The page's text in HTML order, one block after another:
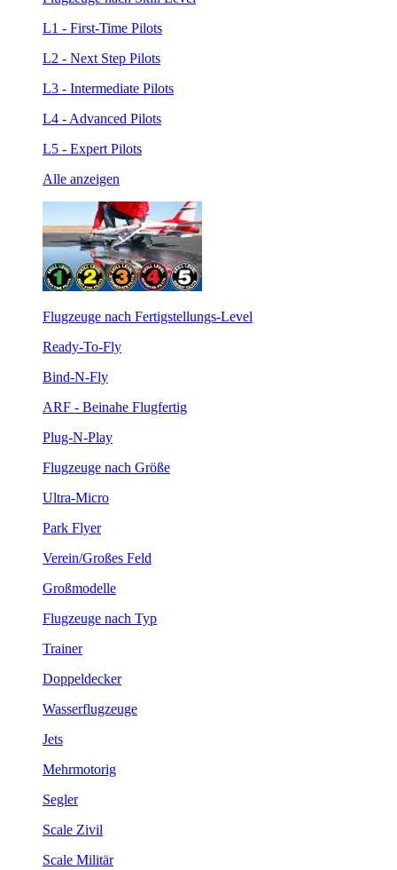
L1 - First-Time Pilots
L2 - Next Step Pilots
L3 - Intermediate Pilots
L4 - Advanced Pilots
L5 - Expert Pilots
Alle anzeigen
Flugzeuge nach Fertigstellungs-Level
Ready-To-Fly
Bind-N-Fly
ARF - Beinahe Flugfertig
Plug-N-Play
Flugzeuge nach Größe
Ultra-Micro
Park Flyer
Verein/Großes Feld
Großmodelle
Flugzeuge nach Typ
Trainer
Doppeldecker
Wasserflugzeuge
Jets
Mehrmotorig
Segler
Scale Zivil
Scale Militär